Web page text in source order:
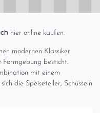
hier online kaufen.
modernen Klassiker
Formgebung besticht.
mit einem
die Speiseteller, Schüsseln